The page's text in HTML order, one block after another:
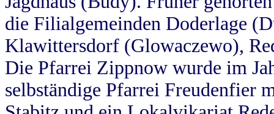
die Filialgemeinden Doderlage
Klawittersdorf (Glowaczewo),
Die Pfarrei Zippnow wurde im
selbständige Pfarrei Freudenfier